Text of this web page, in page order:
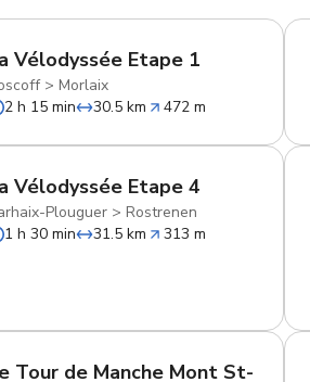
Vélodyssée Etape 1
>Morlaix
2 h 15 min
30.5 km 472 m
Vélodyssée Etape 4
Plouguer >Rostrenen
1 h 30 min
31.5 km 313 m
Tour de Manche Mont St-